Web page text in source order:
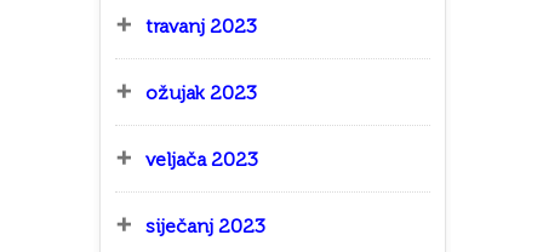
travanj 2023
ožujak 2023
veljača 2023
siječanj 2023